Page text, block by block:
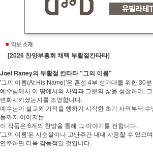
[2026 찬양부흥회 채택 부활절칸타타]
Joel Raney의 부활절 칸타타 "그의 이름"
'그의 이름(At His Name)'은 혼성 4부 성가대를 위한 30
예수님께서 이 땅에서의 사역과 그분의 삶을 성찰하며,
변화시키셨는지를 조명합니다.
예수님이 설교와 기적을 행하기 시작한 초기 사역부터
들까지 이어지는
이 작품은 6개의 찬양을 통해 그 이야기를 전합니다.
'그의 이름'은 사순절이나 고난주간 내내 사용할 수 있으
연주하면 더욱 감동적일 것입니다.